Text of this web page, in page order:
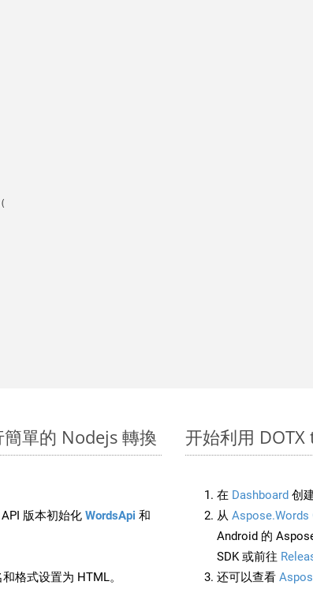
簡單的 Nodejs 轉換
版本初始化 WordsApi 和
格式设置为 HTML。
开始利用 DOTX
在 Dashboard 创
从 Aspose.Words
Android 的
SDK 或前往
还可以查看